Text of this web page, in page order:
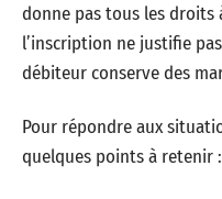
donne pas tous les droits
l’inscription ne justifie
débiteur conserve des
Pour répondre aux
quelques points à retenir :